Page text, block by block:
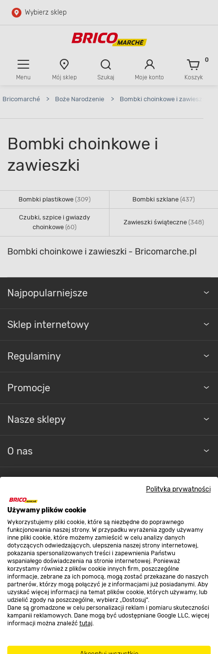
Polityka prywatności
Używamy plików cookie
Wykorzystujemy pliki cookie, które są niezbędne do poprawnego
funkcjonowania naszej strony. W przypadku wyrażenia zgody używamy
inne pliki cookie, które możemy zamieścić w celu analizy danych
dotyczących odwiedzających, ulepszenia naszej strony internetowej,
pokazania spersonalizowanych treści i zapewnienia Państwu
wspaniałego doświadczenia na stronie internetowej. Ponieważ
korzystamy również z plików cookie innych firm, poszczególne
informacje, zebrane za ich pomocą, mogą zostać przekazane do naszych
partnerów, którzy mogą połączyć je z informacjami już posiadanymi. Aby
uzyskać więcej informacji na temat plików cookie, których używamy, lub
udzielić zgody na poszczególne, wybierz „Dostosuj”.
Dane są gromadzone w celu personalizacji reklam i pomiaru skuteczności
kampanii reklamowych. Dane mogą być udostępniane Google LLC, więcej
informacji można znaleźć tutaj.
Przejdź do głównej zawartości
Wybierz sklep
Menu Mój sklep Szukaj Moje konto Koszyk
0
Bricomarché > Boże Narodzenie > Bombki choinkowe i zawieszki
Bombki choinkowe i
zawieszki
Bombki plastikowe (309) Bombki szklane (437)
Czubki, szpice i gwiazdy
choinkowe (60)
Zawieszki świąteczne (348)
Bombki choinkowe i zawieszki - Bricomarche.pl
Najpopularniejsze
Sklep internetowy
Regulaminy
Promocje
Nasze sklepy
O nas
Strefa biznesu
Dołącz do nas
Metody płatności